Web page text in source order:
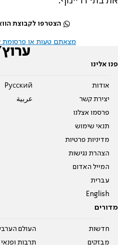
הצטרפו לקבוצת
מצאתם טעות או פרסומת
פנו אלינו
אודות
יצירת קשר
פרסמו אצלנו
תנאי שימוש
מדיניות פרטיות
הצהרת נגישות
המייל האדום
עברית
English
Pусский
عربية
מדורים
חדשות
מבזקים
העולם
תרבות ופנאי